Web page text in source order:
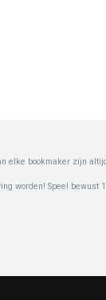
elke bookmaker zijn
worden! Speel